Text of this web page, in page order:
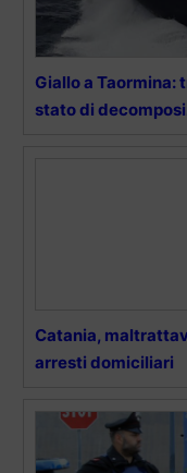
Giallo a Taormina:
stato di
Catania,
arresti domiciliari